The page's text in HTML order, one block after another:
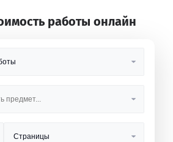
работы онлайн